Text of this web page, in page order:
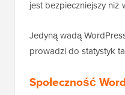
jest bezpieczniejszy niż
Jedyną wadą
prowadzi do statystyk
Społeczność